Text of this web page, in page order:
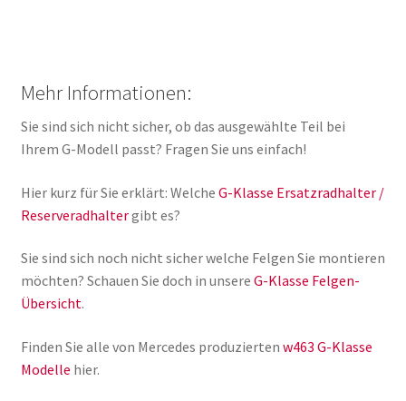
Mehr Informationen:
Sie sind sich nicht sicher, ob das ausgewählte Teil bei
Ihrem G-Modell passt? Fragen Sie uns einfach!
Hier kurz für Sie erklärt: Welche G-Klasse Ersatzradhalter /
Reserveradhaltergibt es?
Sie sind sich noch nicht sicher welche Felgen Sie montieren
möchten? Schauen Sie doch in unsere G-Klasse Felgen-
Übersicht.
Finden Sie alle von Mercedes produzierten w463 G-Klasse
Modelle hier.